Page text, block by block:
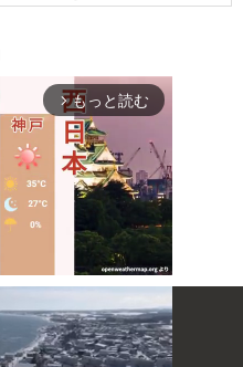
arrow_forward_ios もっと読む
Mute